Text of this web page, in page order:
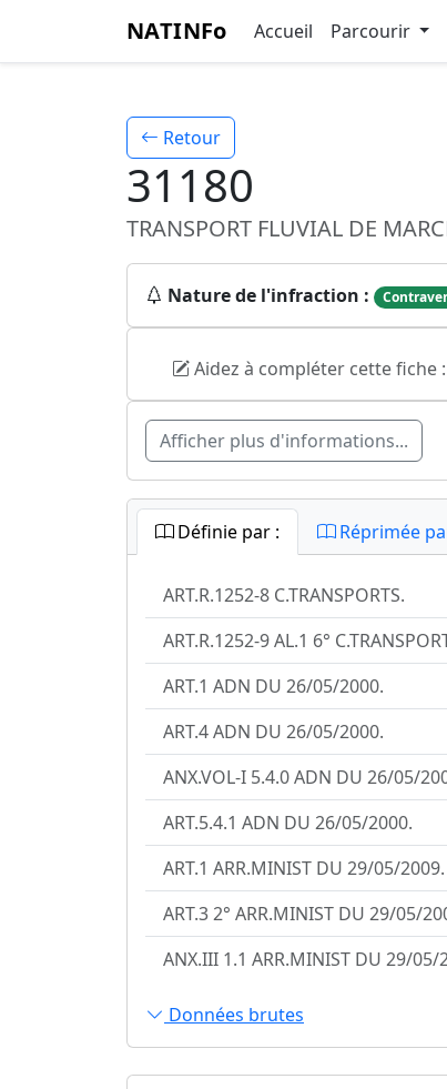
NATINFo Accueil Parcourir
Retour
31180
TRANSPORT FLUVIAL DE
Nature de l'infraction :
Aidez à compléter cette fiche :
Afficher plus d'informations...
Définie par : Réprimée
ART.R.1252-8 C.TRANSPORTS.
ART.R.1252-9 AL.1 6°
ART.1 ADN DU 26/05/2000.
ART.4 ADN DU 26/05/2000.
ANX.VOL-I 5.4.0 ADN DU 26/05/
ART.5.4.1 ADN DU 26/05/2000.
ART.1 ARR.MINIST DU 29/05/2009.
ART.3 2° ARR.MINIST DU 29/05/
ANX.III 1.1 ARR.MINIST DU 29/05/
Données brutes